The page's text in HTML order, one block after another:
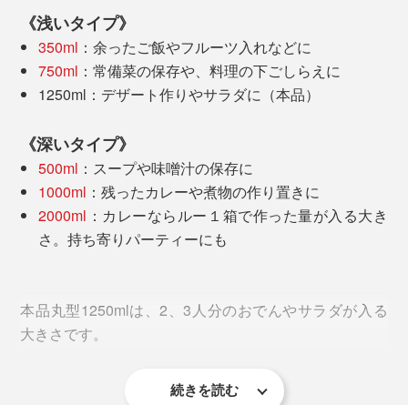
CIRQULA1000ml
フタにタブがついているので、少ない力で、簡単に開閉
か確認する必要がありません。フタは透明で中が見える
ため、使いやすさも抜群です。
レンジで温めてそのまま食卓へ。
下ごしらえ、調理、食事、保存まで、容器１つで完結。
《浅いタイプ》
350ml ：余ったご飯やフルーツ入れなどに
750ml ：常備菜の保存や、料理の下ごしらえに
1250ml：デザート作りやサラダに（本品）
《深いタイプ》
500ml ：スープや味噌汁の保存に
1000ml ：残ったカレーや煮物の作り置きに
2000ml ：カレーならルー１箱で作った量が入る大き
さ。持ち寄りパーティーにも
本品丸型1250mlは、2、3人分のおでんやサラダが入る
大きさです。
続きを読む